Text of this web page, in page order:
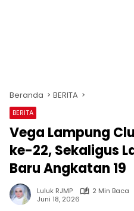
Beranda BERITA
BERITA
Vega Lampung
ke-22, Sekaligus
Baru Angkatan 19
Luluk RJMP
2 Min Baca
Juni 18, 2026